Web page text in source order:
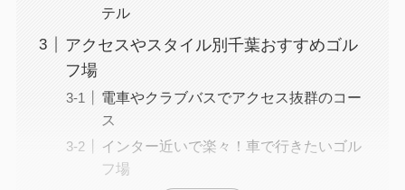
テル
アクセスやスタイル別千葉おすすめゴル
フ場
電車やクラブバスでアクセス抜群のコー
ス
インター近いで楽々！車で行きたいゴル
フ場